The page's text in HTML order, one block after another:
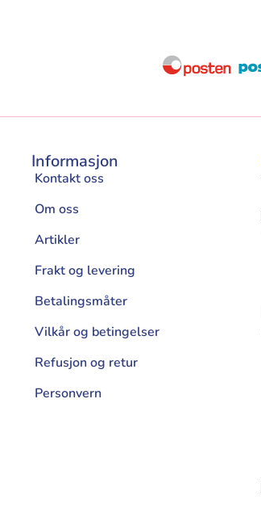
Informasjon
Kontakt oss
Om oss
Artikler
Frakt og levering
Betalingsmåter
Vilkår og betingelser
Refusjon og retur
Personvern